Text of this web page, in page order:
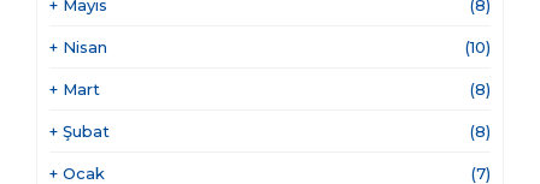
+ Mayıs (8)
+ Nisan (10)
+ Mart (8)
+ Şubat (8)
+ Ocak (7)